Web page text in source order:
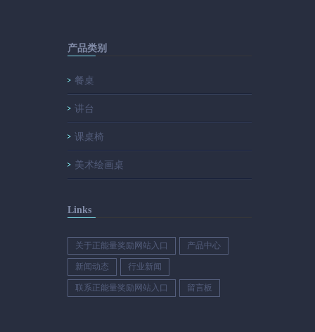
产品类别
餐桌
讲台
课桌椅
美术绘画桌
Links
关于正能量奖励网站入口 产品中心
新闻动态 行业新闻
联系正能量奖励网站入口 留言板